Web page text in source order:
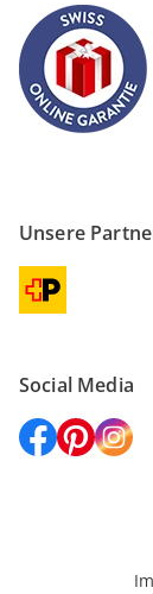
Unsere
Social Media